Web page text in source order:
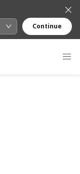
Continue